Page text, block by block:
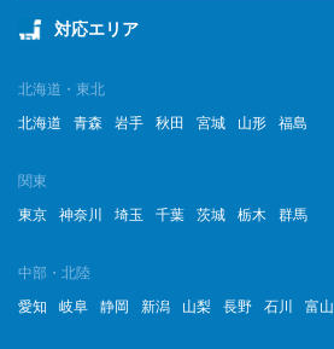
2023年3月
2023年2月
対応エリア
北海道・東北
北海道
青森 岩手 秋田 宮城 山形 福島
関東
東京
神奈川 埼玉 千葉 茨城 栃木 群馬
中部・北陸
愛知
岐阜 静岡 新潟 山梨 長野 石川 富山